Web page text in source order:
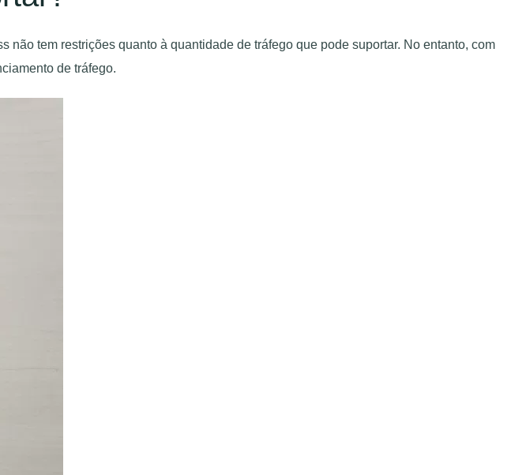
tem restrições quanto à quantidade de tráfego que pode suportar. No entanto, com
de tráfego.